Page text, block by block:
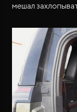
мешал